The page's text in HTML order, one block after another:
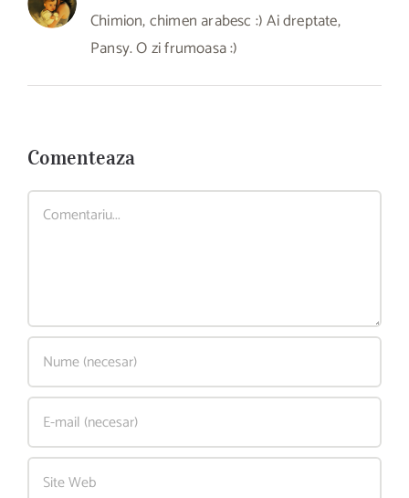
Chimion, chimen arabesc :) Ai dreptate,
Pansy. O zi frumoasa :)
Comenteaza
Comment